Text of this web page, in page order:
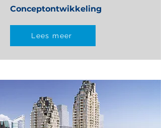
Conceptontwikkeling
Lees meer